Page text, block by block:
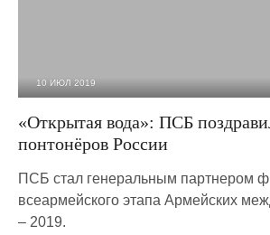
10 ИЮЛ 2019
«Открытая вода»: ПСБ
понтонёров России
ПСБ стал генеральным партнером
всеармейского этапа Армейских
– 2019.